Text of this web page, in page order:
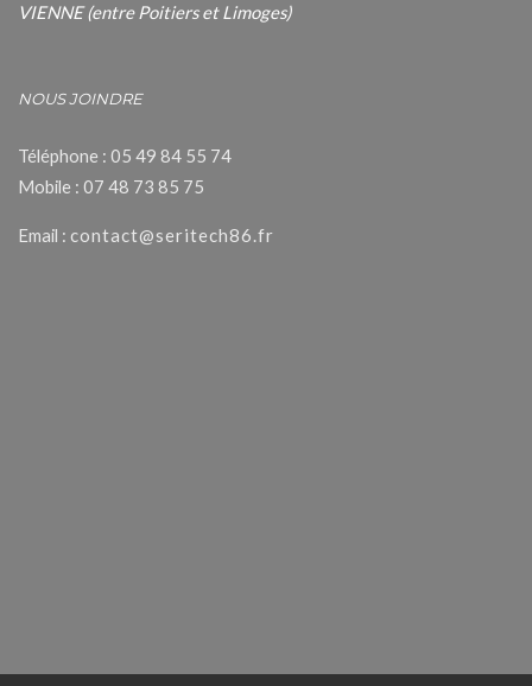
VIENNE (entre Poitiers et Limoges)
NOUS JOINDRE
Téléphone : 05 49 84 55 74
Mobile : 07 48 73 85 75
Email : contact@seritech86.fr